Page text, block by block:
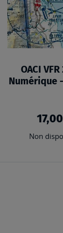
OACI
Numérique
Non